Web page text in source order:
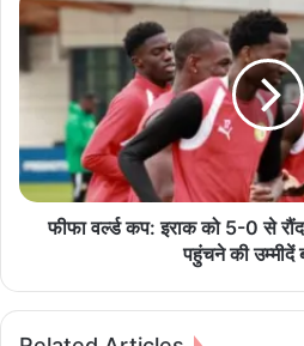
अ
या
0
-
5
ब
फा
र्ल्ड
:
इ
रा
फीफा वर्ल्ड कप: इराक को 5-0 से
पहुंचने की उम्मीदें